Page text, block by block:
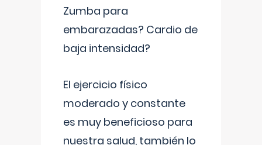
Zumba para
embarazadas? Cardio de
baja intensidad?
El ejercicio físico
moderado y constante
es muy beneficioso para
nuestra salud, también lo